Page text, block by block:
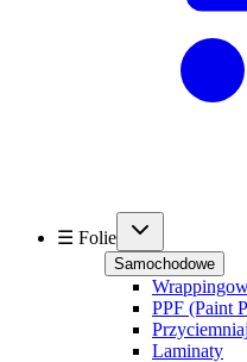
☰ Folie
Samochodowe
PPF (Paint
Laminaty